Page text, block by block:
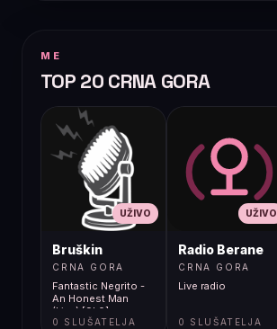
ME
TOP 20 CRNA GORA
UŽIVO
Bruškin
CRNA GORA
Fantastic Negrito -
An Honest Man
(Live) [9k0]
0 SLUŠATELJA
UŽIVO
Radio Berane
CRNA GORA
Live radio
0 SLUŠATELJA